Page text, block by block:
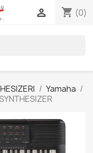
shopping_cart (0)

Yamaha